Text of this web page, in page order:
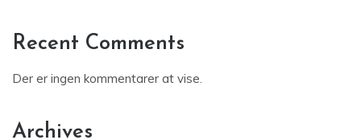
Recent Comments
Der er ingen kommentarer at vise.
Archives